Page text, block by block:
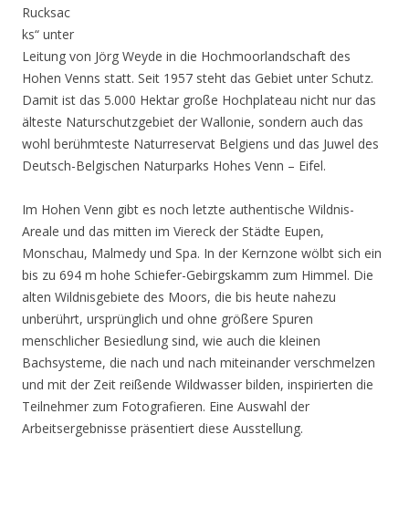
Rucksac
ks“ unter
Leitung von Jörg Weyde in die Hochmoorlandschaft des
Hohen Venns statt. Seit 1957 steht das Gebiet unter Schutz.
Damit ist das 5.000 Hektar große Hochplateau nicht nur das
älteste Naturschutzgebiet der Wallonie, sondern auch das
wohl berühmteste Naturreservat Belgiens und das Juwel des
Deutsch-Belgischen Naturparks Hohes Venn – Eifel.
Im Hohen Venn gibt es noch letzte authentische Wildnis-
Areale und das mitten im Viereck der Städte Eupen,
Monschau, Malmedy und Spa. In der Kernzone wölbt sich ein
bis zu 694 m hohe Schiefer-Gebirgskamm zum Himmel. Die
alten Wildnisgebiete des Moors, die bis heute nahezu
unberührt, ursprünglich und ohne größere Spuren
menschlicher Besiedlung sind, wie auch die kleinen
Bachsysteme, die nach und nach miteinander verschmelzen
und mit der Zeit reißende Wildwasser bilden, inspirierten die
Teilnehmer zum Fotografieren. Eine Auswahl der
Arbeitsergebnisse präsentiert diese Ausstellung.